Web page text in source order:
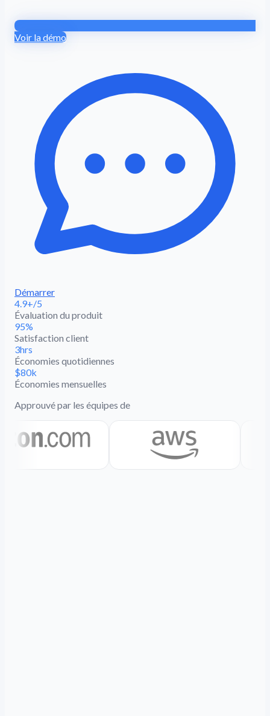
Voir la démo
Démarrer
4.9+/5
Évaluation du produit
95%
Satisfaction client
3hrs
Économies quotidiennes
$80k
Économies mensuelles
Approuvé par les équipes de